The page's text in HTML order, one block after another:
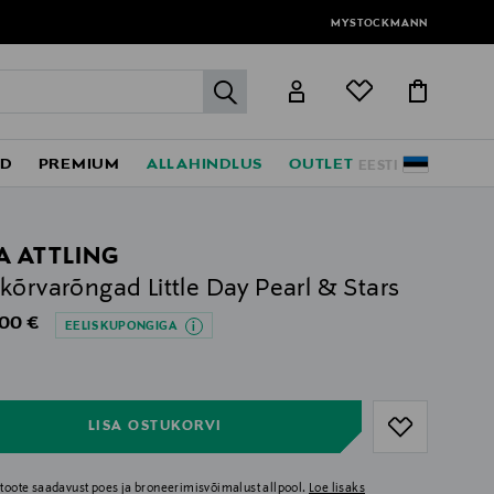
MYSTOCKMANN
label.header.go
EESTI
PREMIUM ALLAHINDLUS OUTLET
ATTLING
Little Day Pearl & Stars
Price
€ EELIS KUPONGIGA
LISA OSTUKORVI
saadavust poes ja broneerimisvõimalust allpool. Loe lisaks